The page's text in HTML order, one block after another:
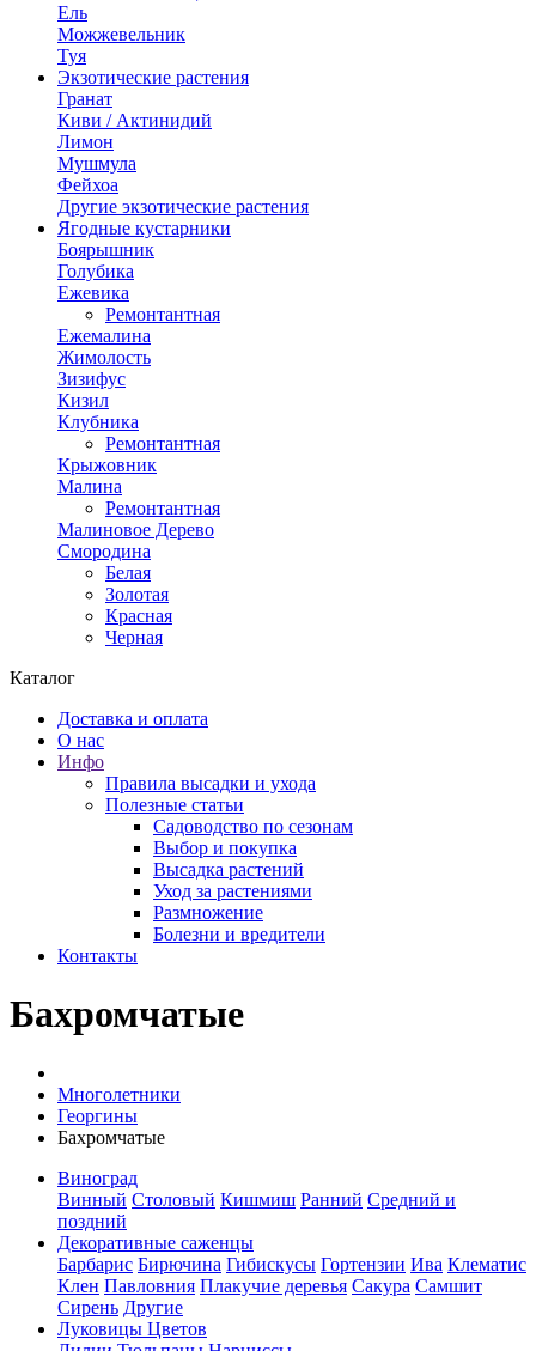
Ель
Можжевельник
Туя
Экзотические растения
Гранат
Киви / Актинидий
Лимон
Мушмула
Фейхоа
Другие экзотические растения
Ягодные кустарники
Боярышник
Голубика
Ежевика
Ремонтантная
Ежемалина
Жимолость
Зизифус
Кизил
Клубника
Ремонтантная
Крыжовник
Малина
Ремонтантная
Малиновое Дерево
Смородина
Белая
Золотая
Красная
Черная
Каталог
Доставка и оплата
О нас
Инфо
Правила высадки и ухода
Полезные статьи
Садоводство по сезонам
Выбор и покупка
Высадка растений
Уход за растениями
Размножение
Болезни и вредители
Контакты
Бахромчатые
Многолетники
Георгины
Бахромчатые
Виноград
Винный Столовый Кишмиш Ранний Средний и
поздний
Декоративные саженцы
Барбарис Бирючина Гибискусы Гортензии Ива Клематис
Клен Павловния Плакучие деревья Сакура Самшит
Сирень Другие
Луковицы Цветов